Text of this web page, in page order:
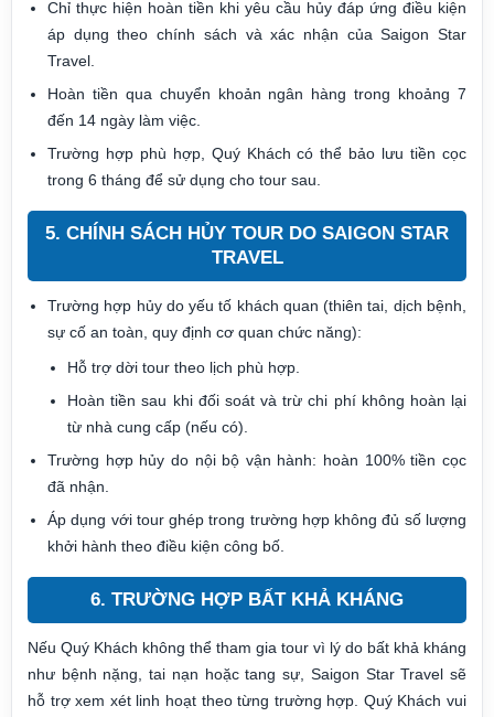
Chỉ thực hiện hoàn tiền khi yêu cầu hủy đáp ứng điều kiện
áp dụng theo chính sách và xác nhận của Saigon Star
Travel.
Hoàn tiền qua chuyển khoản ngân hàng trong khoảng 7
đến 14 ngày làm việc.
Trường hợp phù hợp, Quý Khách có thể bảo lưu tiền cọc
trong 6 tháng để sử dụng cho tour sau.
5. CHÍNH SÁCH HỦY TOUR DO SAIGON STAR
TRAVEL
Trường hợp hủy do yếu tố khách quan (thiên tai, dịch bệnh,
sự cố an toàn, quy định cơ quan chức năng):
Hỗ trợ dời tour theo lịch phù hợp.
Hoàn tiền sau khi đối soát và trừ chi phí không hoàn lại
từ nhà cung cấp (nếu có).
Trường hợp hủy do nội bộ vận hành: hoàn 100% tiền cọc
đã nhận.
Áp dụng với tour ghép trong trường hợp không đủ số lượng
khởi hành theo điều kiện công bố.
6. TRƯỜNG HỢP BẤT KHẢ KHÁNG
Nếu Quý Khách không thể tham gia tour vì lý do bất khả kháng
như bệnh nặng, tai nạn hoặc tang sự, Saigon Star Travel sẽ
hỗ trợ xem xét linh hoạt theo từng trường hợp. Quý Khách vui